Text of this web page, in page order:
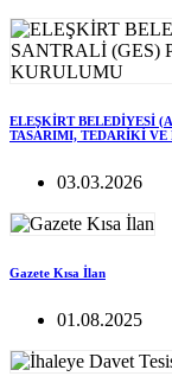
ELEŞKİRT BELEDİYESİ
TASARIMI, TEDARİKİ VE
03.03.2026
Gazete Kısa İlan
01.08.2025